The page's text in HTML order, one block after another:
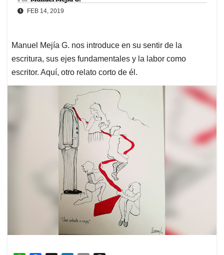
FEB 14, 2019
Manuel Mejía G. nos introduce en su sentir de la
escritura, sus ejes fundamentales y la labor como
escritor. Aquí, otro relato corto de él.